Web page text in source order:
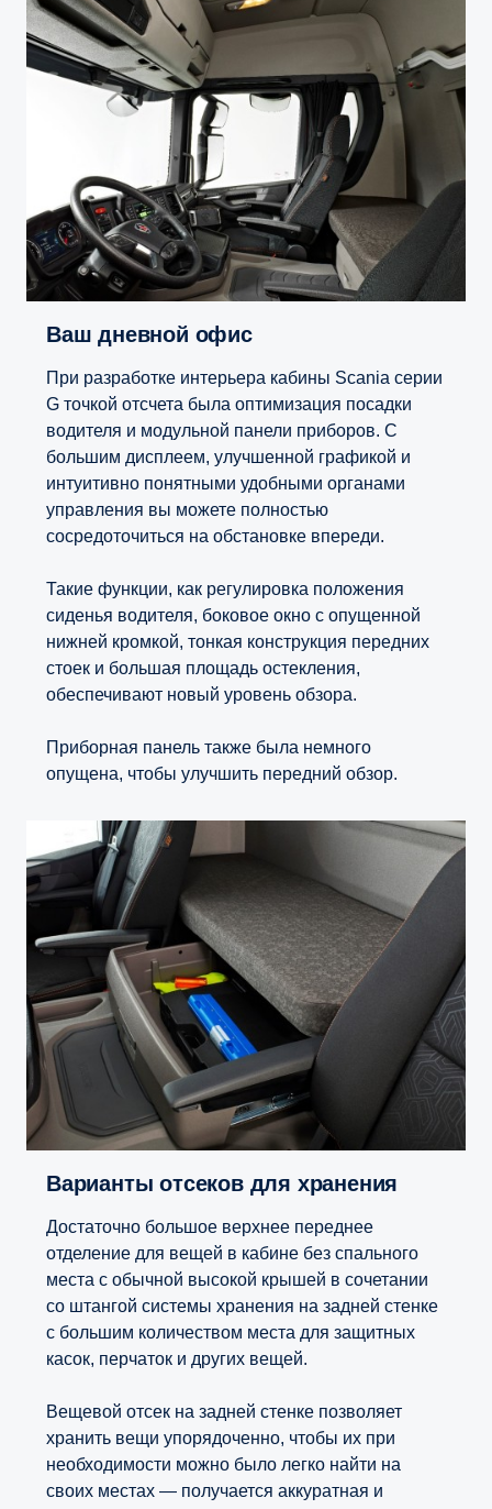
Ваш дневной офис
При разработке интерьера кабины Scania серии
G точкой отсчета была оптимизация посадки
водителя и модульной панели приборов. С
большим дисплеем, улучшенной графикой и
интуитивно понятными удобными органами
управления вы можете полностью
сосредоточиться на обстановке впереди.
Такие функции, как регулировка положения
сиденья водителя, боковое окно с опущенной
нижней кромкой, тонкая конструкция передних
стоек и большая площадь остекления,
обеспечивают новый уровень обзора.
Приборная панель также была немного
опущена, чтобы улучшить передний обзор.
Варианты отсеков для хранения
Достаточно большое верхнее переднее
отделение для вещей в кабине без спального
места с обычной высокой крышей в сочетании
со штангой системы хранения на задней стенке
с большим количеством места для защитных
касок, перчаток и других вещей.
Вещевой отсек на задней стенке позволяет
хранить вещи упорядоченно, чтобы их при
необходимости можно было легко найти на
своих местах — получается аккуратная и